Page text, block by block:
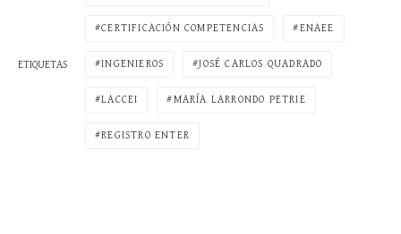
ETIQUETAS
CERTIFICACIÓN COMPETENCIAS ENAEE
INGENIEROS JOSÉ CARLOS QUADRADO
LACCEI MARÍA LARRONDO PETRIE
REGISTRO ENTER